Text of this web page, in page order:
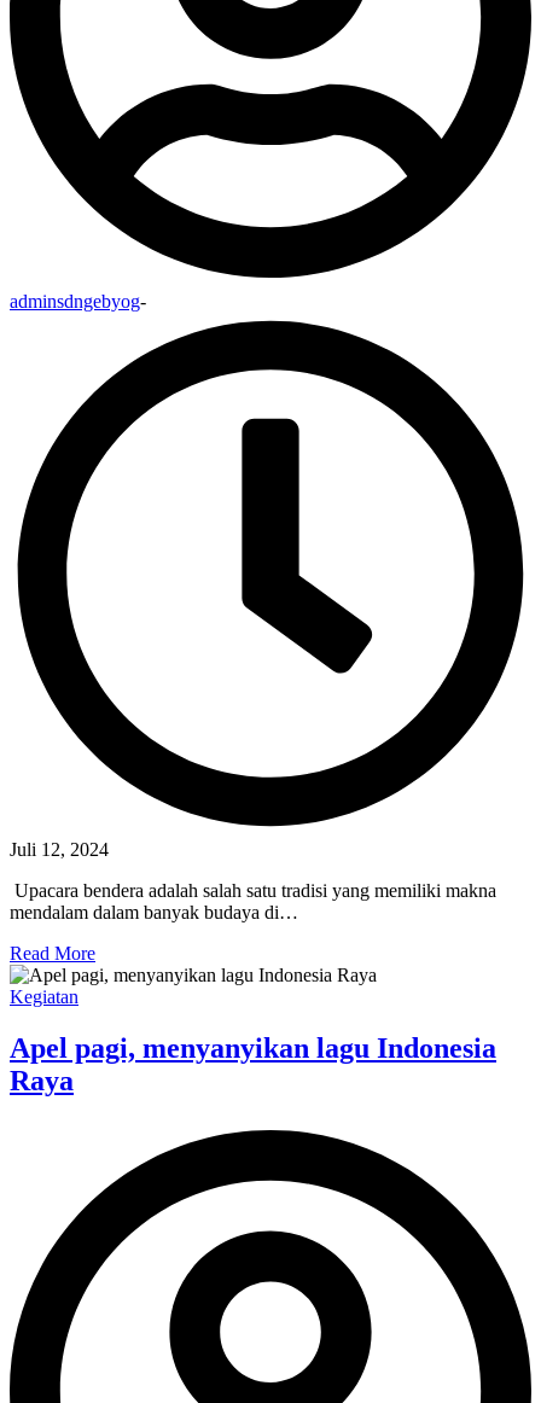
adminsdngebyog-
Juli 12, 2024
Upacara bendera adalah salah satu tradisi yang memiliki makna
mendalam dalam banyak budaya di…
Read More
Kegiatan
Apel pagi, menyanyikan lagu Indonesia
Raya